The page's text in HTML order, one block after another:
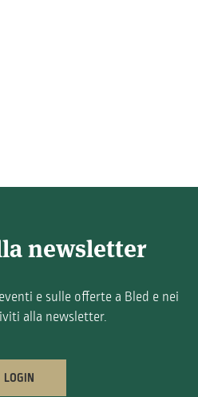
newsletter
e sulle offerte a Bled e nei
alla newsletter.
LOGIN